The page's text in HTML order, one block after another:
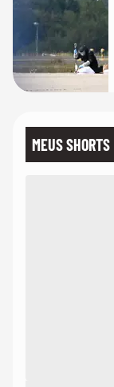
MEUS SHORTS